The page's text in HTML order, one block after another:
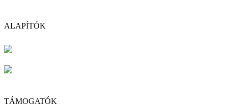
ALAPÍTÓK
TÁMOGATÓK